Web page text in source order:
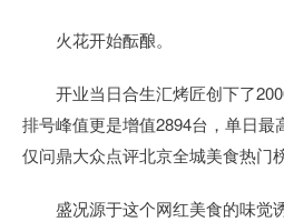
火花开始酝酿。
开业当日合生汇烤匠创下了
排号峰值更是增值2894台，单日最
仅问鼎大众点评北京全城美食热门
盛况源于这个网红美食的味觉